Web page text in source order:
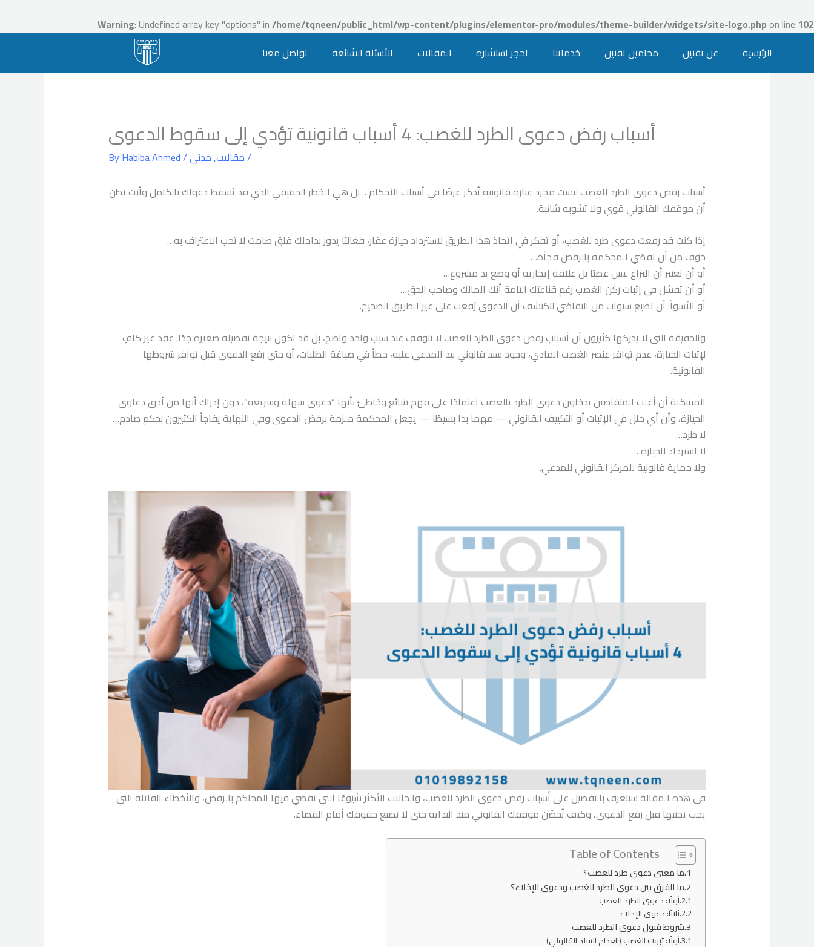
Warning: Undefined array key "options" in/home/tqneen/public_html/wp-content/plugins/elementor-pro/modules/theme-builder/widgets/site-logo.php on line 102
to
الرئيسية عن تقنين محامين تقنين خدماتنا احجز استشارة المقالات الأسئلة الشائعة تواصل معنا
أسباب رفض دعوى الطرد للغصب: 4 أسباب قانونية تؤدي إلى سقوط الدعوى
/مقالات,مدنى/ By
Habiba Ahmed
أسباب رفض دعوى الطرد للغصب ليست مجرد عبارة قانونية تُذكر عرضًا في أسباب الأحكام… بل هي الخطر الحقيقي الذي قد يُسقط دعواك بالكامل وأنت تظن
أن موقفك القانوني قوي ولا تشوبه شائبة.
إذا كنت قد رفعت دعوى طرد للغصب، أو تفكر في اتخاذ هذا الطريق لاسترداد حيازة عقار، فغالبًا يدور بداخلك قلق صامت لا تحب الاعتراف به…
خوف من أن تقضي المحكمة بالرفض فجأة…
أو أن تعتبر أن النزاع ليس غصبًا بل علاقة إيجارية أو وضع يد مشروع…
أو أن تفشل في إثبات ركن الغصب رغم قناعتك التامة أنك المالك وصاحب الحق…
أو الأسوأ: أن تضيع سنوات من التقاضي لتكتشف أن الدعوى رُفعت على غير الطريق الصحيح.
والحقيقة التي لا يدركها كثيرون أن أسباب رفض دعوى الطرد للغصب لا تتوقف عند سبب واحد واضح، بل قد تكون نتيجة تفصيلة صغيرة جدًا: عقد غير كافٍ
لإثبات الحيازة، عدم توافر عنصر الغصب المادي، وجود سند قانوني بيد المدعى عليه، خطأ في صياغة الطلبات، أو حتى رفع الدعوى قبل توافر شروطها
القانونية.
المشكلة أن أغلب المتقاضين يدخلون دعوى الطرد بالغصب اعتمادًا على فهم شائع وخاطئ بأنها “دعوى سهلة وسريعة”، دون إدراك أنها من أدق دعاوى
الحيازة، وأن أي خلل في الإثبات أو التكييف القانوني — مهما بدا بسيطًا — يجعل المحكمة ملزمة برفض الدعوى.وفي النهاية يفاجأ الكثيرون بحكم صادم…
لا طرد…
لا استرداد للحيازة…
ولا حماية قانونية للمركز القانوني للمدعي.
في هذه المقالة ستتعرف بالتفصيل على أسباب رفض دعوى الطرد للغصب، والحالات الأكثر شيوعًا التي تقضي فيها المحاكم بالرفض، والأخطاء القاتلة التي
يجب تجنبها قبل رفع الدعوى، وكيف تُحصّن موقفك القانوني منذ البداية حتى لا تضيع حقوقك أمام القضاء.
Table of Contents
ما معنى دعوى طرد للغصب؟
ما الفرق بين دعوى الطرد للغصب ودعوى الإخلاء؟
أولًا: دعوى الطرد للغصب
ثانيًا: دعوى الإخلاء
شروط قبول دعوى الطرد للغصب
أولًا: ثبوت الغصب (انعدام السند القانوني)